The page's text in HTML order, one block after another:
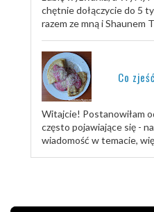
chętnie dołączycie do 5
razem ze mną i Shaunem
Co
Witajcie! Postanowiłam
często pojawiające się -
wiadomość w temacie,